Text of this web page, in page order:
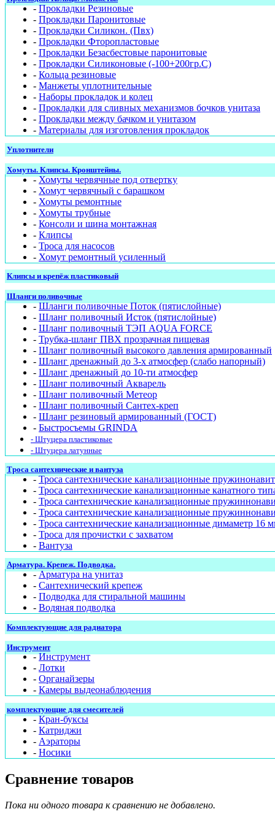
-Прокладки Резиновые
- Прокладки Паронитовые
- Прокладки Силикон. (Пвх)
- Прокладки Фторопластовые
- Прокладки Безасбестовые паронитовые
- Прокладки Силиконовые (-100+200гр.С)
- Кольца резиновые
- Манжеты уплотнительные
- Наборы прокладок и колец
- Прокладки для сливных механизмов бочков унитаза
- Прокладки между бачком и унитазом
- Материалы для изготовления прокладок
Уплотнители
Хомуты. Клипсы. Кронштейны.
-Хомуты червячные под отвертку
- Хомут червячный с барашком
- Хомуты ремонтные
- Хомуты трубные
- Консоли и шина монтажная
- Клипсы
- Троса для насосов
- Хомут ремонтный усиленный
Клипсы и крепёж пластиковый
Шланги поливочные
-Шланги поливочные Поток (пятислойные)
- Шланг поливочный Исток (пятислойные)
- Шланг поливочный ТЭП AQUA FORCE
- Трубка-шланг ПВХ прозрачная пищевая
- Шланг поливочный высокого давления армированный
- Шланг дренажный до 3-х атмосфер (слабо напорный)
- Шланг дренажный до 10-ти атмосфер
- Шланг поливочный Акварель
- Шланг поливочный Метеор
- Шланг поливочный Сантех-креп
- Шланг резиновый армированный (ГОСТ)
- Быстросъемы GRINDA
- Штуцера пластиковые
- Штуцера латунные
Троса сантехнические и вантуза
-Троса сантехнические канализационные
- Троса сантехнические канализационные канатного
- Троса сантехнические канализационные
- Троса сантехнические канализационные
- Троса сантехнические канализационные димаметр 16
- Троса для прочистки с захватом
- Вантуза
Арматура. Крепеж. Подводка.
-Арматура на унитаз
- Сантехнический крепеж
- Подводка для стиральной машины
- Водяная подводка
Комплектующие для радиатора
Инструмент
-Инструмент
- Лотки
- Органайзеры
- Камеры выдеонаблюдения
комплектующие для смесителей
-Кран-буксы
- Катриджи
- Аэраторы
- Носики
Сравнение товаров
Пока ни одного товара к сравнению не добавлено.